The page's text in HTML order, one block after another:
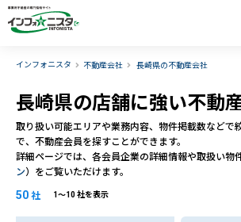
インフォニスタ 不動産会社 長崎県の不動産会社
長崎県の店舗に強い不動
取り扱い可能エリアや業務内容、物件掲載数などで
で、不動産会員を探すことができます。
詳細ページでは、各会員企業の詳細情報や取扱い物
ン）をご覧いただけます。
50 社 1〜10 社を表示